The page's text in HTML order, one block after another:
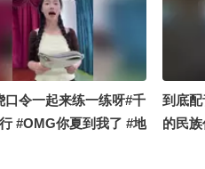
口令一起来练一练呀#千
#OMG你夏到我了 #地
到底
的民